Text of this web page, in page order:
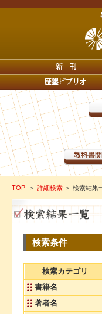
TOP ＞ 詳細検索 ＞ 検索結果
検索条件
検索カテゴリ
書籍名
著者名